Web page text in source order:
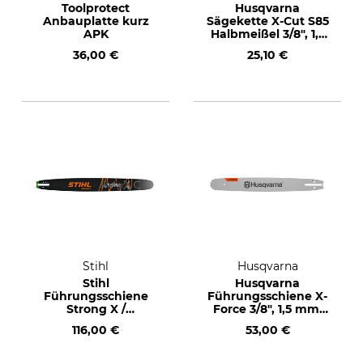
Toolprotect
Anbauplatte kurz
APK
36,00 €
Husqvarna
Sägekette X-Cut S85
Halbmeißel 3/8", 1,5
25,10 €
Stihl
Stihl
Führungsschiene
Strong X /
1,6 mm, 50 cm
116,00 €
Husqvarna
Husqvarna
Führungsschiene X-
Force 3/8", 1,5 mm,
53,00 €